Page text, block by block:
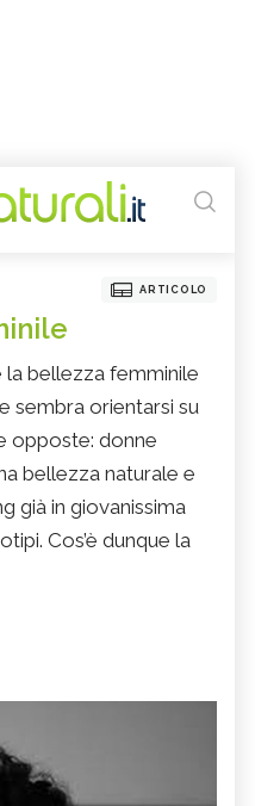
ARTICOLO
bellezza femminile
sembra orientarsi su
opposte: donne
bellezza naturale e
già in giovanissima
Cos’è dunque la